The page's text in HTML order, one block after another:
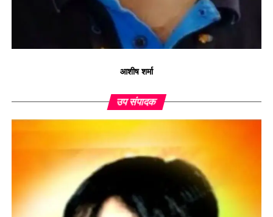
आशीष शर्मा
उप संपादक